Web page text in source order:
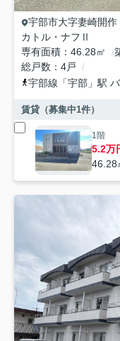
宇部市大字妻崎開作
カトル・ナフⅡ
専有面積
46.28㎡
総戸数
4戸
宇部線 「宇部 」駅
賃貸（募集中1件）
1階
5.2万
46.28